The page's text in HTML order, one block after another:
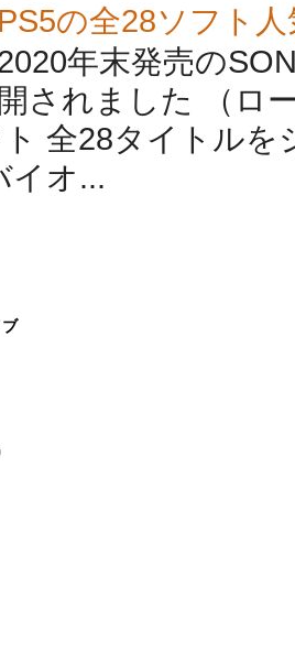
PS5の全28ソフト
年末発売の
開されました （ロ
全28タイトルを
イオ...